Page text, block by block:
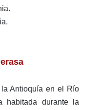
Antioquía en el Río
habitada durante la